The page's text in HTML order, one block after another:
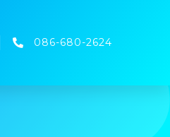
086-680-2624